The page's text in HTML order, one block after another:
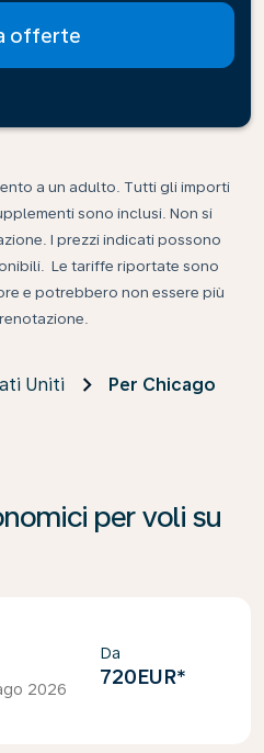
offerte
a un adulto. Tutti gli importi
sono inclusi. Non si
I prezzi indicati possono
Le tariffe riportate sono
e potrebbero non essere più
Uniti Per Chicago
per voli su
2026
Da
720EUR*